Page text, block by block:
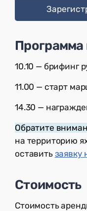
Программа
10.10 — брифинг
11.00 — старт
14.30 —
Обратите
на территорию
оставить заявку
Стоимость
Стоимость